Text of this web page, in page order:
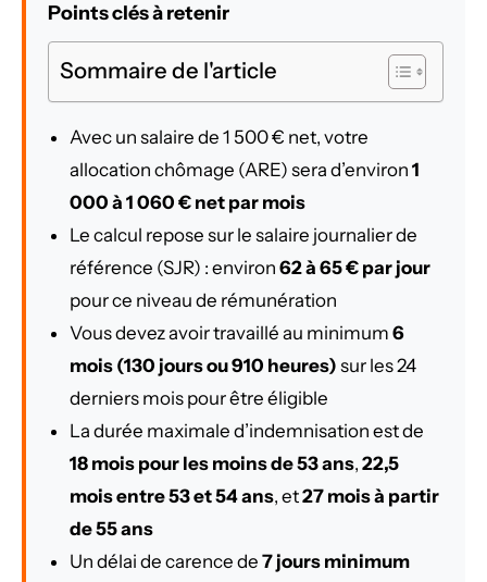
Points clés à retenir
Sommaire de l'article
Avec un salaire de 1 500 € net, votre
allocation chômage (ARE) sera d’environ 1
000 à 1 060 € net par mois
Le calcul repose sur le salaire journalier de
référence (SJR) : environ 62 à 65 € par jour
pour ce niveau de rémunération
Vous devez avoir travaillé au minimum 6
mois (130 jours ou 910 heures) sur les 24
derniers mois pour être éligible
La durée maximale d’indemnisation est de
18 mois pour les moins de 53 ans, 22,5
mois entre 53 et 54 ans, et27 mois à partir
de 55 ans
Un délai de carence de 7 jours minimum